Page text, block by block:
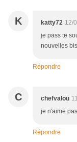
K katty72 12/
je pass te
nouvelles
Répondre
C chefvalou
je n'aime
Répondre